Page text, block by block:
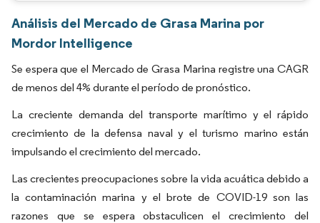
Análisis del Mercado de Grasa Marina por
Mordor Intelligence
Se espera que el Mercado de Grasa Marina registre una CAGR
de menos del 4% durante el período de pronóstico.
La creciente demanda del transporte marítimo y el rápido
crecimiento de la defensa naval y el turismo marino están
impulsando el crecimiento del mercado.
Las crecientes preocupaciones sobre la vida acuática debido a
la contaminación marina y el brote de COVID-19 son las
razones que se espera obstaculicen el crecimiento del